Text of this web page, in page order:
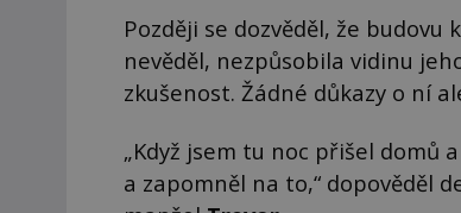
Později se dozvěděl, že
nevěděl, nezpůsobila vidinu
zkušenost. Žádné důkazy o ní
„Když jsem tu noc přišel domů
a zapomněl na to,“ dopověděl